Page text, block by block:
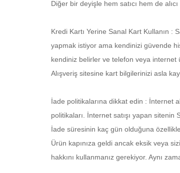
Diğer bir deyişle hem satıcı hem de
Kredi Kartı Yerine Sanal Kart Kullanın
yapmak istiyor ama kendinizi güvende
kendiniz belirler ve telefon veya internet
Alışveriş sitesine kart bilgilerinizi asla
İade politikalarına dikkat edin : İnternet
politikaları. İnternet satışı yapan
İade süresinin kaç gün olduğuna
Ürün kapınıza geldi ancak eksik veya
hakkını kullanmanız gerekiyor. Aynı